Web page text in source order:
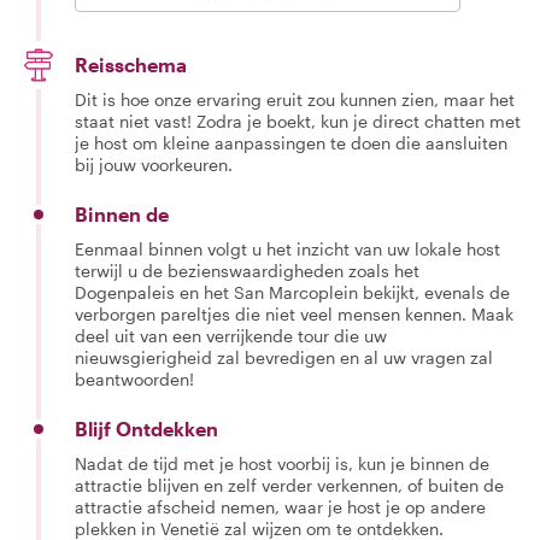
Reisschema
Dit is hoe onze ervaring eruit zou kunnen zien, maar het
staat niet vast! Zodra je boekt, kun je direct chatten met
je host om kleine aanpassingen te doen die aansluiten
bij jouw voorkeuren.
Binnen de
Eenmaal binnen volgt u het inzicht van uw lokale host
terwijl u de bezienswaardigheden zoals het
Dogenpaleis en het San Marcoplein bekijkt, evenals de
verborgen pareltjes die niet veel mensen kennen. Maak
deel uit van een verrijkende tour die uw
nieuwsgierigheid zal bevredigen en al uw vragen zal
beantwoorden!
Blijf Ontdekken
Nadat de tijd met je host voorbij is, kun je binnen de
attractie blijven en zelf verder verkennen, of buiten de
attractie afscheid nemen, waar je host je op andere
plekken in Venetië zal wijzen om te ontdekken.